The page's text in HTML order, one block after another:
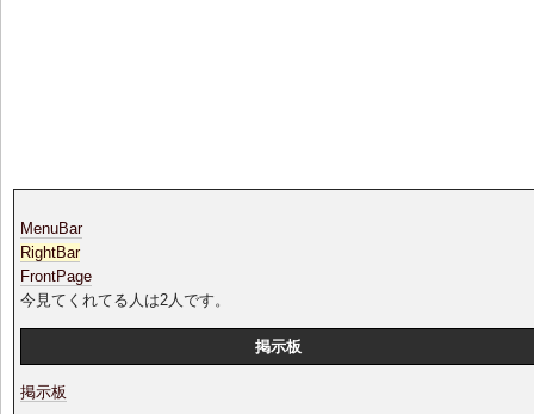
MenuBar
RightBar
FrontPage
今見てくれてる人は2人です。
掲示板
掲示板